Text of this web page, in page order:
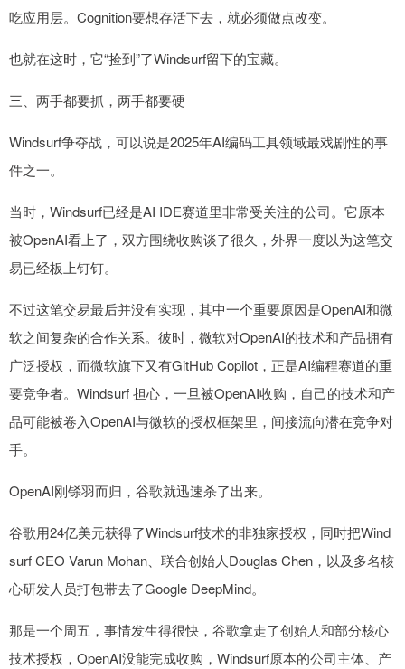
吃应用层。Cognition要想存活下去，就必须做点改变。
也就在这时，它“捡到”了Windsurf留下的宝藏。
三、两手都要抓，两手都要硬
Windsurf争夺战，可以说是2025年AI编码工具领域最戏剧性的事
件之一。
当时，Windsurf已经是AI IDE赛道里非常受关注的公司。它原本
被OpenAI看上了，双方围绕收购谈了很久，外界一度以为这笔交
易已经板上钉钉。
不过这笔交易最后并没有实现，其中一个重要原因是OpenAI和微
软之间复杂的合作关系。彼时，微软对OpenAI的技术和产品拥有
广泛授权，而微软旗下又有GitHub Copilot，正是AI编程赛道的重
要竞争者。Windsurf 担心，一旦被OpenAI收购，自己的技术和产
品可能被卷入OpenAI与微软的授权框架里，间接流向潜在竞争对
手。
OpenAI刚铩羽而归，谷歌就迅速杀了出来。
谷歌用24亿美元获得了Windsurf技术的非独家授权，同时把Wind
surf CEO Varun Mohan、联合创始人Douglas Chen，以及多名核
心研发人员打包带去了Google DeepMind。
那是一个周五，事情发生得很快，谷歌拿走了创始人和部分核心
技术授权，OpenAI没能完成收购，Windsurf原本的公司主体、产